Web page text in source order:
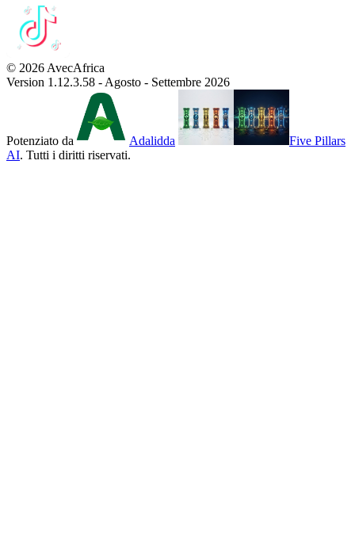
© 2026 AvecAfrica
Version 1.12.3.58 - Agosto - Settembre 2026
Potenziato da Adalidda
Five Pillars
AI. Tutti i diritti riservati.